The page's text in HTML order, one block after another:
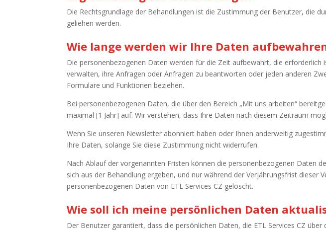
Die Rechtsgrundlage der Behandlungen ist die Zustimmung der Benutzer, die
geliehen werden.
Wie lange werden wir Ihre Daten
Die personenbezogenen Daten werden für die Zeit aufbewahrt, die
verwalten, ihre Anfragen oder Anfragen zu beantworten oder jeden anderen
Formulare und Funktionen beziehen.
Bei personenbezogenen Daten, die über den Bereich „Mit uns arbeiten“
maximal [1 Jahr] auf. Wir verstehen, dass Ihre Daten nach diesem Zeitraum
Wenn Sie unseren Newsletter abonniert haben oder Ihnen anderweitig
Ihre Daten, solange Sie diese Zustimmung nicht widerrufen.
Nach Ablauf der vorgenannten Fristen können die personenbezogenen Daten
sich aus der Behandlung ergeben, und nur während der Verjährungsfrist
personenbezogenen Daten von ETL Services CZ gelöscht.
Wie soll ich meine persönlichen Daten
Der Benutzer garantiert, dass die persönlichen Daten, die ETL Services CZ